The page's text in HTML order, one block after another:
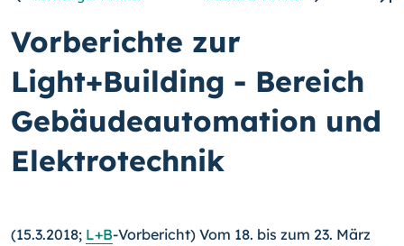
Vorberichte zur
Light+Building - Bereich
Gebäudeautomation und
Elektrotechnik
(15.3.2018; L+B-Vorbericht) Vom 18. bis zum 23. März